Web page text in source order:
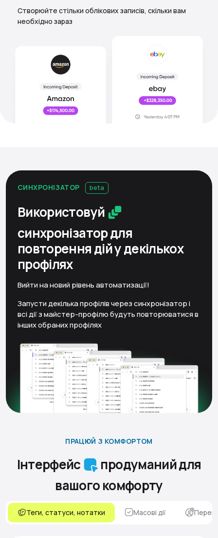
Створюйте стільки облікових записів, скільки вам
необхідно зараз
СИНХРОНІЗАТОР beta
Використовуй
синхронізатордля
повторення дій у декількох
профілях
Вийти на новий рівень автоматизації!
Запусти декілька профілів через синхронізатор і
всі дії з майстер-профілю будуть повторюватися в
інших обраних профілях
ПРАЦЮЙ З КОМФОРТОМ
Інтерфейс
продуманий для
вашого комфорту
Теги, статуси, нотатки Масові дії